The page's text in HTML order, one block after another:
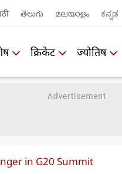
తెలుగు മലയാളം ಕನ್ನಡ
क्रिकेट ज्योतिष
in G20 Summit